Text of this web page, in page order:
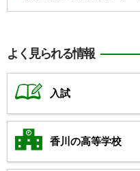
よく見られる情報
入試
香川の高等学校